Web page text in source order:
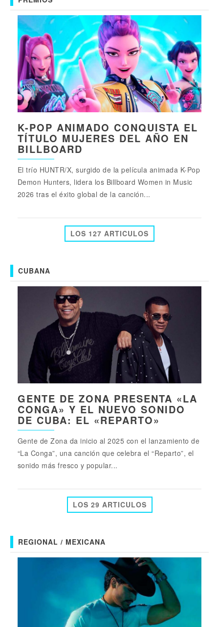
K-POP ANIMADO CONQUISTA EL
TÍTULO MUJERES DEL AÑO EN
BILLBOARD
El trío HUNTR/X, surgido de la película animada K-Pop
Demon Hunters, lidera los Billboard Women in Music
2026 tras el éxito global de la canción...
LOS 127 ARTICULOS
CUBANA
GENTE DE ZONA PRESENTA «LA
CONGA» Y EL NUEVO SONIDO
DE CUBA: EL «REPARTO»
Gente de Zona da inicio al 2025 con el lanzamiento de
“La Conga”, una canción que celebra el “Reparto”, el
sonido más fresco y popular...
LOS 29 ARTICULOS
REGIONAL / MEXICANA